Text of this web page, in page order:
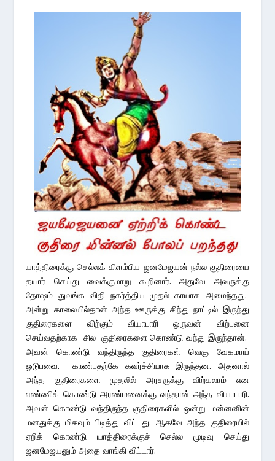
யாத்திரைக்கு செல்லக் கிளம்பிய ஜனமேஜயன் நல்ல குதிரையை
தயார் செய்து வைக்குமாறு கூறினார். அதுவே அவருக்கு
தோஷம் துவங்க விதி நகர்த்திய முதல் காயாக அமைந்தது.
அன்று காலையில்தான் அந்த ஊருக்கு சிந்து நாட்டில் இருந்து
குதிரைகளை விற்கும் வியாபாரி ஒருவன் விற்பனை
செய்வதற்காக சில குதிரைகளை கொண்டு வந்து இருந்தான்.
அவன் கொண்டு வந்திருந்த குதிரைகள் வெகு வேகமாய்
ஓடுபவை. காண்பதற்கே கவர்ச்சியாக இருந்தன. அதனால்
அந்த குதிரைகளை முதலில் அரசருக்கு விற்கலாம் என
எண்ணிக் கொண்டு அரண்மனைக்கு வந்தான் அந்த வியாபாரி.
அவன் கொண்டு வந்திருந்த குதிரைகளில் ஒன்று மன்னனின்
மனதுக்கு மிகவும் பிடித்து விட்டது. ஆகவே அந்த குதிரையில்
ஏறிக் கொண்டு யாத்திரைக்குச் செல்ல முடிவு செய்து
ஜனமேஜயனும் அதை வாங்கி விட்டார்.